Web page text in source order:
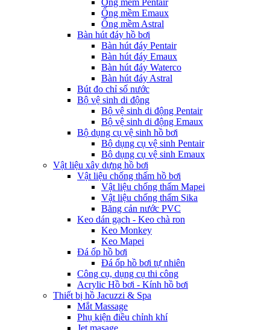
Ống mềm Pentair
Ống mềm Emaux
Ống mềm Astral
Bàn hút đáy hồ bơi
Bàn hút đáy Pentair
Bàn hút đáy Emaux
Bàn hút đáy Waterco
Bàn hút đáy Astral
Bút đo chỉ số nước
Bộ vệ sinh di động
Bộ vệ sinh di động Pentair
Bộ vệ sinh di động Emaux
Bộ dụng cụ vệ sinh hồ bơi
Bộ dụng cụ vệ sinh Pentair
Bộ dụng cụ vệ sinh Emaux
Vật liệu xây dựng hồ bơi
Vật liệu chống thấm hồ bơi
Vật liệu chống thấm Mapei
Vật liệu chống thấm Sika
Băng cản nước PVC
Keo dán gạch - Keo chà ron
Keo Monkey
Keo Mapei
Đá ốp hồ bơi
Đá ốp hồ bơi tự nhiên
Công cụ, dụng cụ thi công
Acrylic Hồ bơi - Kính hồ bơi
Thiết bị hồ Jacuzzi & Spa
Mắt Massage
Phụ kiện điều chỉnh khí
Jet masage